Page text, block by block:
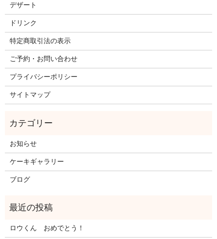
デザート
ドリンク
特定商取引法の表示
ご予約・お問い合わせ
プライバシーポリシー
サイトマップ
お知らせ
ケーキギャラリー
ブログ
ロウくん おめでとう！